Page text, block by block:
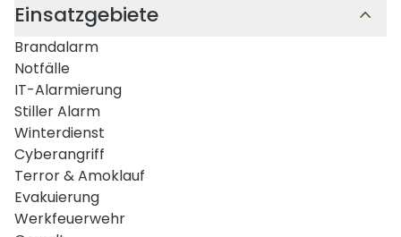
Einsatzgebiete
Brandalarm
Notfälle
IT-Alarmierung
Stiller Alarm
Winterdienst
Cyberangriff
Terror & Amoklauf
Evakuierung
Werkfeuerwehr